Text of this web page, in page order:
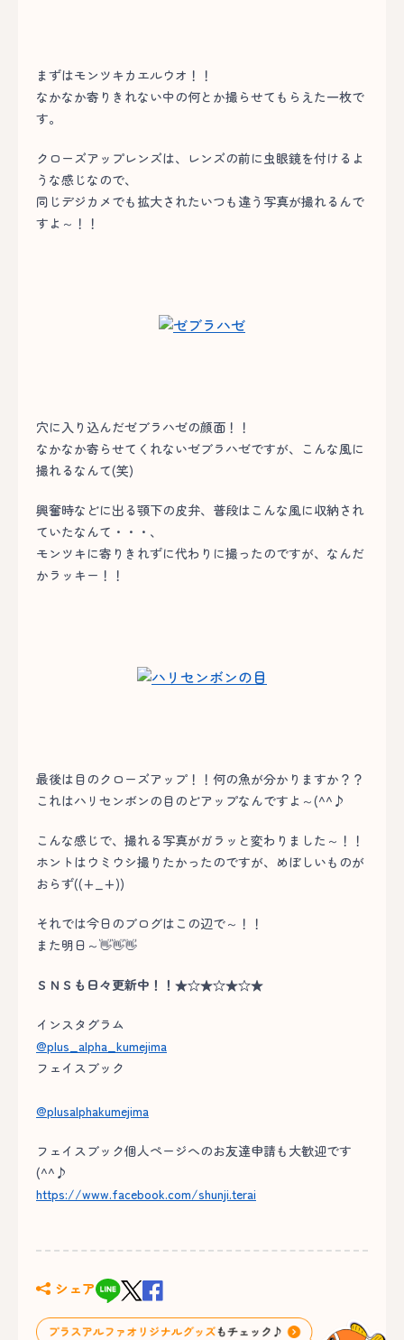
まずはモンツキカエルウオ！！
なかなか寄りきれない中の何とか撮らせてもらえた一枚で
す。
クローズアップレンズは、レンズの前に虫眼鏡を付けるよ
うな感じなので、
同じデジカメでも拡大されたいつも違う写真が撮れるんで
すよ～！！
穴に入り込んだゼブラハゼの顔面！！
なかなか寄らせてくれないゼブラハゼですが、こんな風に
撮れるなんて(笑)
興奮時などに出る顎下の皮弁、普段はこんな風に収納され
ていたなんて・・・、
モンツキに寄りきれずに代わりに撮ったのですが、なんだ
かラッキー！！
最後は目のクローズアップ！！何の魚が分かりますか？？
これはハリセンボンの目のどアップなんですよ～(^^♪
こんな感じで、撮れる写真がガラッと変わりました～！！
ホントはウミウシ撮りたかったのですが、めぼしいものが
おらず((+_+))
それでは今日のブログはこの辺で～！！
また明日～👋👋👋
ＳＮＳも日々更新中！！★☆★☆★☆★
インスタグラム
@plus_alpha_kumejima
フェイスブック
@plusalphakumejima
フェイスブック個人ページへのお友達申請も大歓迎です
(^^♪
https://www.facebook.com/shunji.terai
シェア